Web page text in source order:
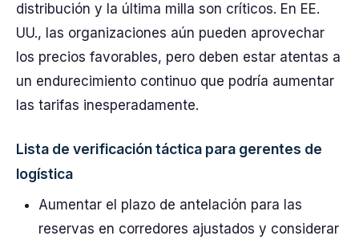
distribución y la última milla son críticos. En EE.
UU., las organizaciones aún pueden aprovechar
los precios favorables, pero deben estar atentas a
un endurecimiento continuo que podría aumentar
las tarifas inesperadamente.
Lista de verificación táctica para gerentes de
logística
Aumentar el plazo de antelación para las
reservas en corredores ajustados y considerar